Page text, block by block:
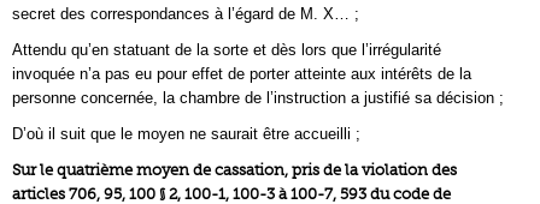
secret des correspondances à l’égard de M. X… ;
Attendu qu’en statuant de la sorte et dès lors que l’irrégularité
invoquée n’a pas eu pour effet de porter atteinte aux intérêts de la
personne concernée, la chambre de l’instruction a justifié sa décision ;
D’où il suit que le moyen ne saurait être accueilli ;
Sur le quatrième moyen de cassation, pris de la violation des
articles 706, 95, 100 § 2, 100-1, 100-3 à 100-7, 593 du code de